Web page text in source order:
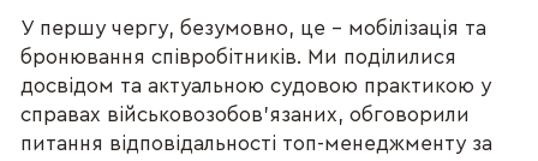
У першу чергу, безумовно, це – мобілізація та
бронювання співробітників. Ми поділилися
досвідом та актуальною судовою практикою у
справах військовозобов’язаних, обговорили
питання відповідальності топ-менеджменту за